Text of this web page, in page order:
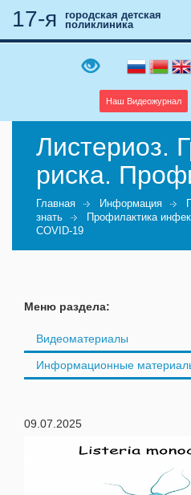
Наш Видеожурнал
17-я
городская детская
поликлиника
Листериоз.
риска.
Главная Информация
знать
Профилактика
COVID-19
Меню раздела:
Видеоматериалы
Информационные
09.07.2025